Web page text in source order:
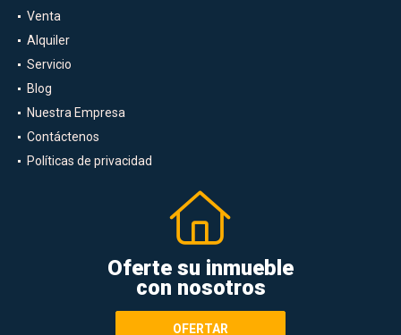
Venta
Alquiler
Servicio
Blog
Nuestra Empresa
Contáctenos
Políticas de privacidad
Oferte su inmueble
con nosotros
OFERTAR